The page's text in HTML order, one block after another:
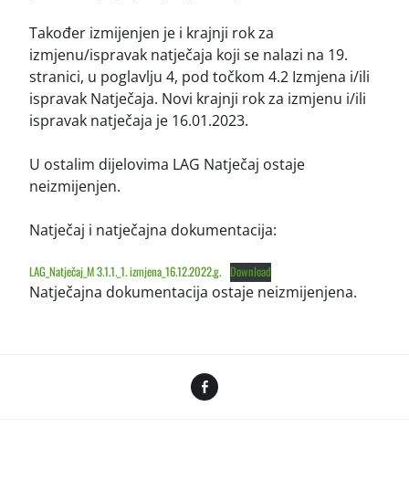
Također izmijenjen je i krajnji rok za
izmjenu/ispravak natječaja koji se nalazi na 19.
stranici, u poglavlju 4, pod točkom 4.2 Izmjena i/ili
ispravak Natječaja. Novi krajnji rok za izmjenu i/ili
ispravak natječaja je 16.01.2023.
U ostalim dijelovima LAG Natječaj ostaje
neizmijenjen.
Natječaj i natječajna dokumentacija:
LAG_Natječaj_M 3.1.1._1. izmjena_16.12.2022.g. Download
Natječajna dokumentacija ostaje neizmijenjena.